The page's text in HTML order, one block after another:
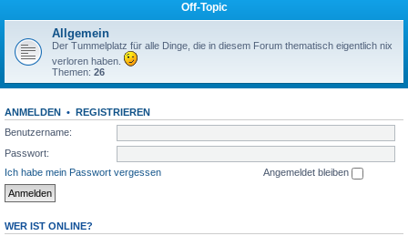
Off-Topic
Allgemein
Der Tummelplatz für alle Dinge, die in diesem Forum thematisch eigentlich nix
verloren haben.
Themen: 26
ANMELDEN • REGISTRIEREN
Benutzername:
Passwort:
Ich habe mein Passwort vergessen
Angemeldet bleiben
WER IST ONLINE?